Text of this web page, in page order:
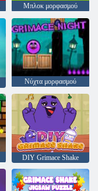
Μπλοκ μορφασμού
Νύχτα μορφασμού
DIY Grimace Shake